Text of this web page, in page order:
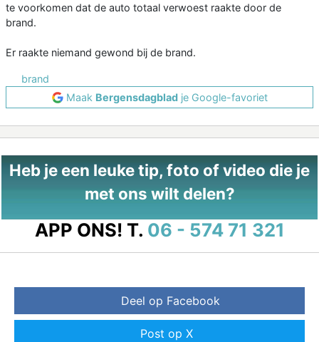
te voorkomen dat de auto totaal verwoest raakte door de
brand.
Er raakte niemand gewond bij de brand.
brand
Maak Bergensdagbladje Google-favoriet
Heb je een leuke tip, foto of video die je
met ons wilt delen?
APP ONS! T. 06 - 574 71 321
Deel op Facebook
Post op X